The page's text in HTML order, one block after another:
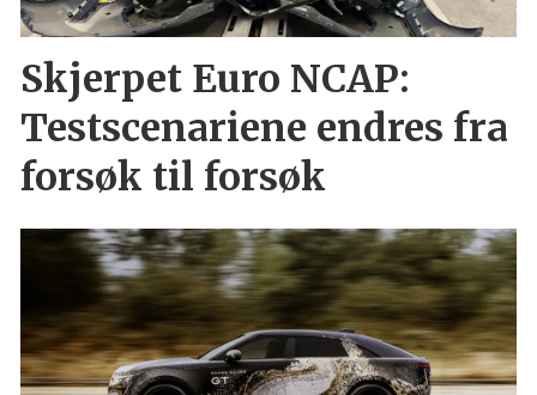
Skjerpet Euro NCAP:
Testscenariene endres fra
forsøk til forsøk